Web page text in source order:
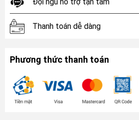
Thanh toán dễ dàng
Phương thức thanh toán